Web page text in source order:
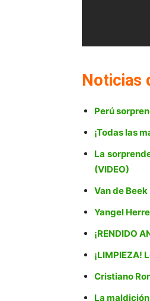
Noticias
Perú
¡Todas las
La
(VIDEO)
Van de
Yangel
¡RENDIDO
¡LIMPIEZA!
Cristiano
La